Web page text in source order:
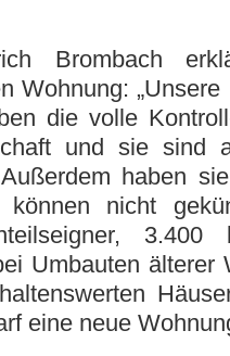
Brombach
Wohnung:
die volle
und sie sind
haben
können nicht
3.400
Umbauten älterer
eine neue